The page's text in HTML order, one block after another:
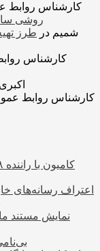
کارشناس روابط
روشی
شمیم در طرز
کارشناس
اکبری
کارشناس روابط
کامیون با راننده ۸ ساله در اصفهان توقیف شد
اعتراف
نمایش مستند